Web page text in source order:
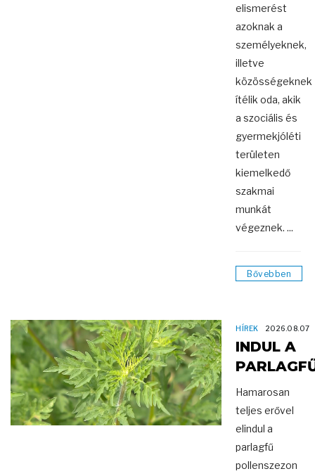
elismerést
azoknak a
személyeknek,
illetve
közösségeknek
ítélik oda, akik
a szociális és
gyermekjóléti
területen
kiemelkedő
szakmai
munkát
végeznek. ...
Bővebben
HÍREK 2026.08.07
INDUL A
Hamarosan
teljes erővel
elindul a
parlagfű
pollenszezon